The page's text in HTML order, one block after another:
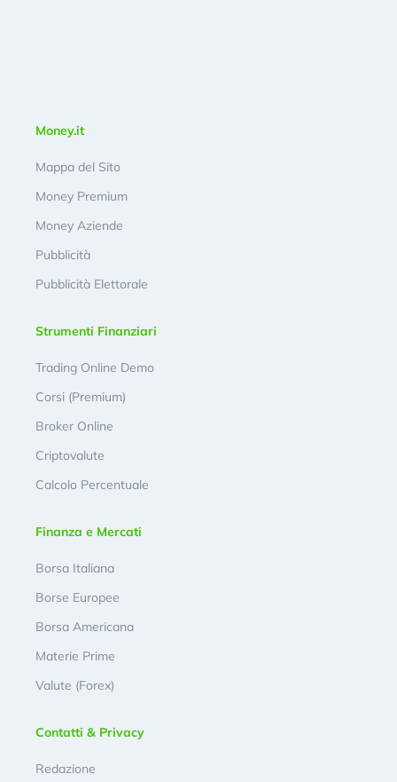
Money.it
Mappa del Sito
Money Premium
Money Aziende
Pubblicità
Pubblicità Elettorale
Strumenti Finanziari
Trading Online Demo
Corsi (Premium)
Broker Online
Criptovalute
Calcolo Percentuale
Finanza e Mercati
Borsa Italiana
Borse Europee
Borsa Americana
Materie Prime
Valute (Forex)
Contatti & Privacy
Redazione